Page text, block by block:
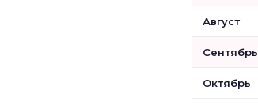
Август
Сентябрь
Октябрь